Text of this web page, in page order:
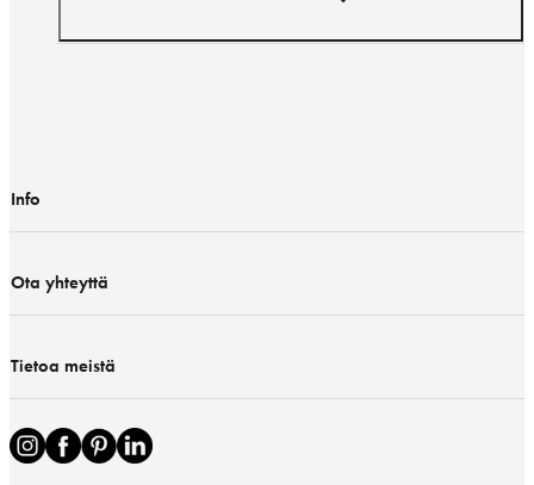
Info
Ota yhteyttä
Tietoa meistä